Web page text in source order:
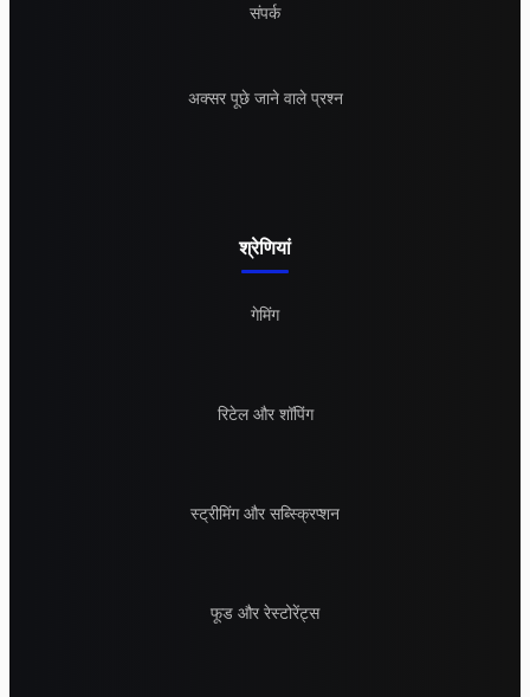
संपर्क
अक्सर पूछे जाने वाले प्रश्न
श्रेणियां
गेमिंग
रिटेल और शॉपिंग
स्ट्रीमिंग और सब्स्क्रिप्शन
फूड और रेस्टोरेंट्स